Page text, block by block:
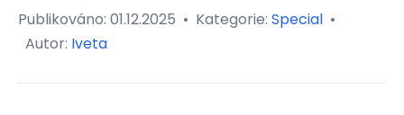
Publikováno: 01.12.2025 • Kategorie: Special •
Autor: Iveta